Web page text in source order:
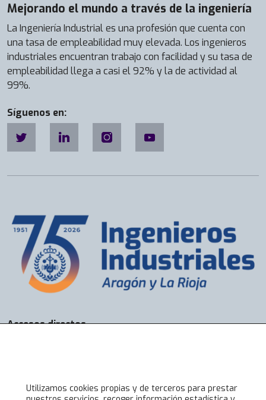
Mejorando el mundo a través de la ingeniería
La Ingeniería Industrial es una profesión que cuenta con
una tasa de empleabilidad muy elevada. Los ingenieros
industriales encuentran trabajo con facilidad y su tasa de
empleabilidad llega a casi el 92% y la de actividad al
99%.
Síguenos en:
Accesos directos
Alta online
Utilizamos cookies propias y de terceros para prestar